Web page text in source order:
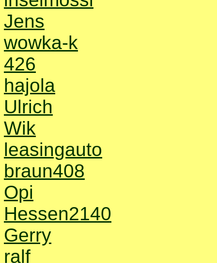
Jens
wowka-k
426
hajola
Ulrich
Wik
leasingauto
braun408
Opi
Hessen2140
Gerry
ralf